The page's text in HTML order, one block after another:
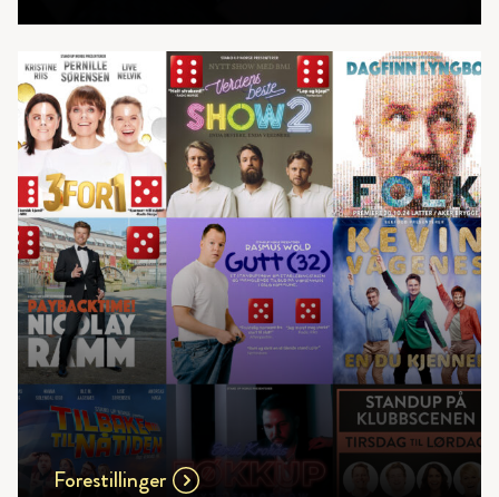
Forestillinger